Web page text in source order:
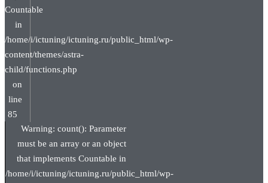
Countable
in
/home/i/ictuning/ictuning.ru/public_html/wp-
content/themes/astra-
child/functions.php
on
line
85
Warning: count(): Parameter
must be an array or an object
that implements Countable in
/home/i/ictuning/ictuning.ru/public_html/wp-